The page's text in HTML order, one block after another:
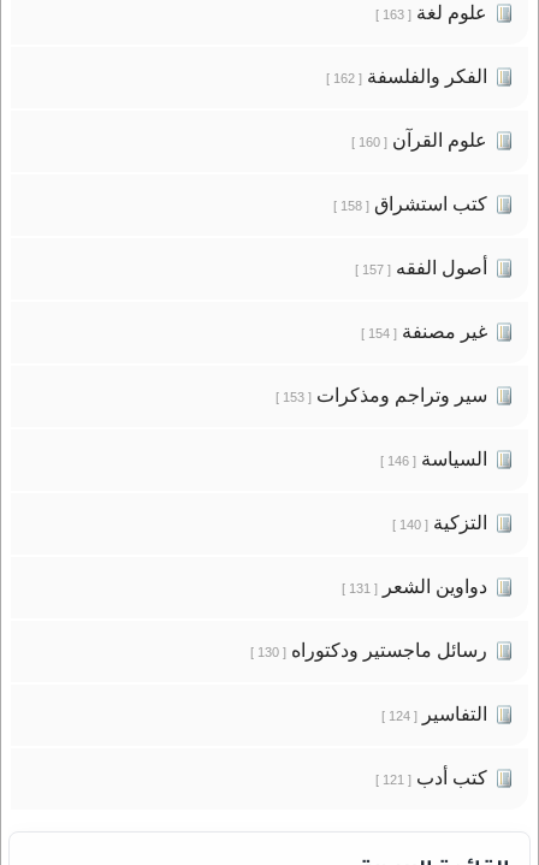
علوم لغة[ 163 ]
الفكر والفلسفة[ 162 ]
علوم القرآن[ 160 ]
كتب استشراق[ 158 ]
أصول الفقه[ 157 ]
غير مصنفة[ 154 ]
سير وتراجم ومذكرات[ 153 ]
السياسة[ 146 ]
التزكية[ 140 ]
دواوين الشعر[ 131 ]
رسائل ماجستير ودكتوراه[ 130 ]
التفاسير[ 124 ]
كتب أدب[ 121 ]